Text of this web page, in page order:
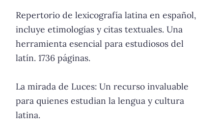
Repertorio de lexicografía latina en español,
incluye etimologías y citas textuales. Una
herramienta esencial para estudiosos del
latín. 1736 páginas.
La mirada de Luces: Un recurso invaluable
para quienes estudian la lengua y cultura
latina.